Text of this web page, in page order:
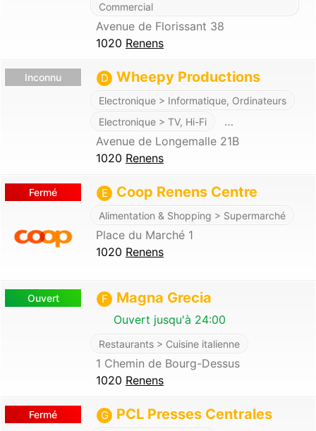
Commercial
Avenue de Florissant 38
1020 Renens
Inconnu D Wheepy Productions
Electronique > Informatique, Ordinateurs
Electronique > TV, Hi-Fi
…
Avenue de Longemalle 21B
1020 Renens
Fermé E Coop Renens Centre
Alimentation & Shopping > Supermarché
Place du Marché 1
1020 Renens
Ouvert F Magna Grecia
Ouvert jusqu'à 24:00
Restaurants > Cuisine italienne
1 Chemin de Bourg-Dessus
1020 Renens
Fermé G PCL Presses Centrales